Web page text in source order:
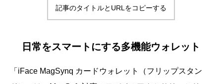
記事のタイトルとURLをコピーする
日常をスマートにする多機能ウォレット
「iFace MagSynq カードウォレット（フリップスタン